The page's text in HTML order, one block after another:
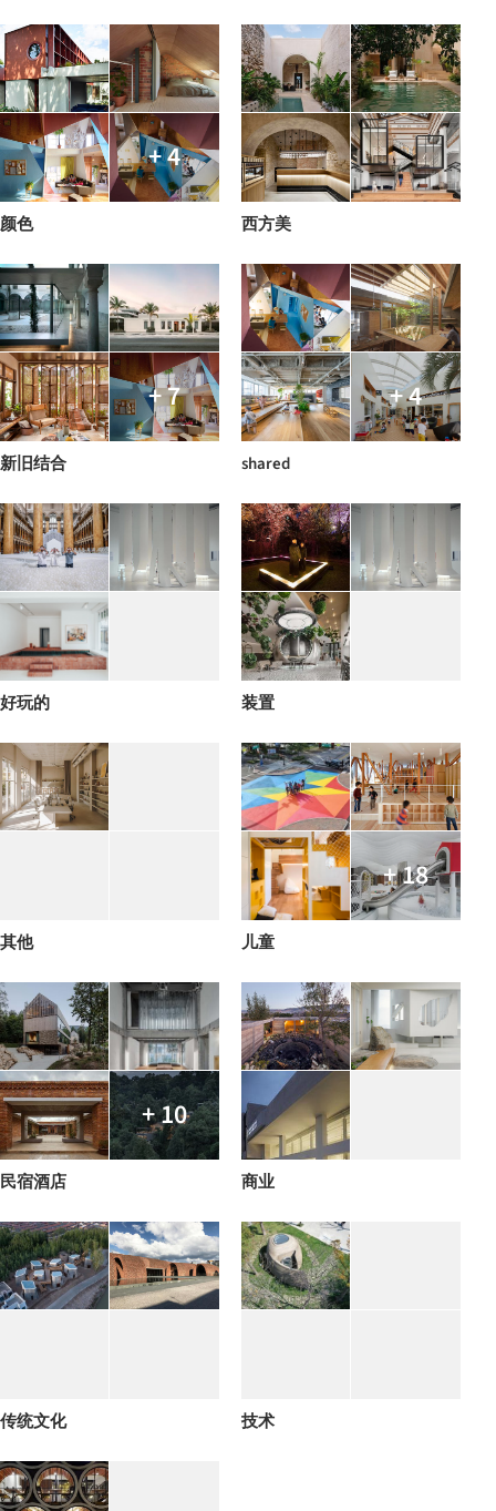
+ 4
颜色 西方美
+ 7
新旧结合
+ 4
shared
好玩的 装置
其他
+ 18
儿童
+ 10
民宿酒店 商业
传统文化 技术